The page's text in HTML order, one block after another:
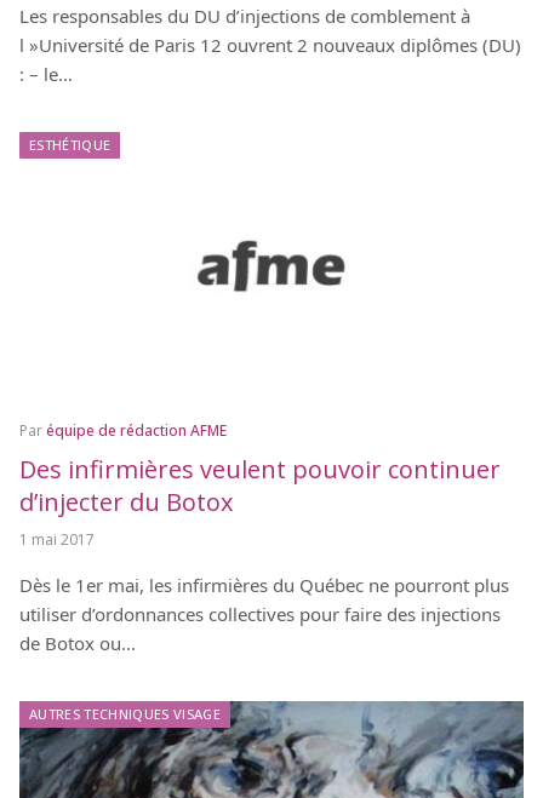
Les responsables du DU d’injections de comblement à
l »Université de Paris 12 ouvrent 2 nouveaux diplômes (DU)
: – le…
ESTHÉTIQUE
Paréquipe de rédaction AFME
Des infirmières veulent pouvoir continuer
d’injecter du Botox
1 mai 2017
Dès le 1er mai, les infirmières du Québec ne pourront plus
utiliser d’ordonnances collectives pour faire des injections
de Botox ou…
AUTRES TECHNIQUES VISAGE